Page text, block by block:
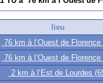
lieu
76 km à l’Ouest de Florence
76 km à l’Ouest de Florence
2 km à l’Est de Lourdes